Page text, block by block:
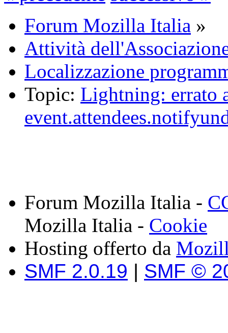
Forum Mozilla Italia »
Attività
Localizzazione
Topic: Lightning: errato
Forum Mozilla Italia -
Mozilla Italia - Cookie
Hosting offerto da
SMF 2.0.19 | SMF ©